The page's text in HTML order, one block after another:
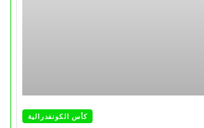
كأس الكونفدرالية